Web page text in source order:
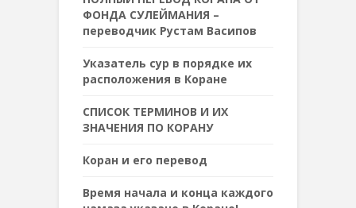
ФОНДА СУЛЕЙМАНИЯ –
переводчик Рустам Васипов
Указатель сур в порядке их
расположения в Коране
СПИСОК ТЕРМИНОВ И ИХ
ЗНАЧЕНИЯ ПО КОРАНУ
Коран и его перевод
Время начала и конца каждого